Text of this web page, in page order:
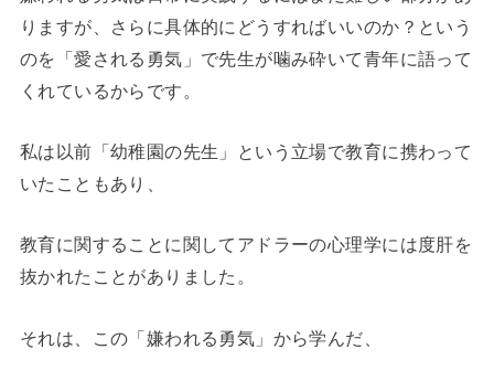
りますが、さらに具体的にどうすればいいのか？という
のを「愛される勇気」で先生が噛み砕いて青年に語って
くれているからです。
私は以前「幼稚園の先生」という立場で教育に携わって
いたこともあり、
教育に関することに関してアドラーの心理学には度肝を
抜かれたことがありました。
それは、この「嫌われる勇気」から学んだ、